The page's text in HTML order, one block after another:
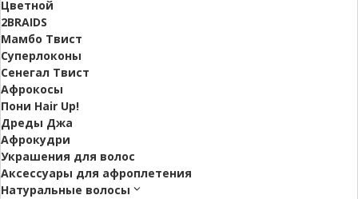
Цветной
2BRAIDS
Мамбо Твист
Суперлоконы
Сенегал Твист
Афрокосы
Пони Hair Up!
Дреды Джа
Афрокудри
Украшения для волос
Аксессуары для афроплетения
Натуральные волосы